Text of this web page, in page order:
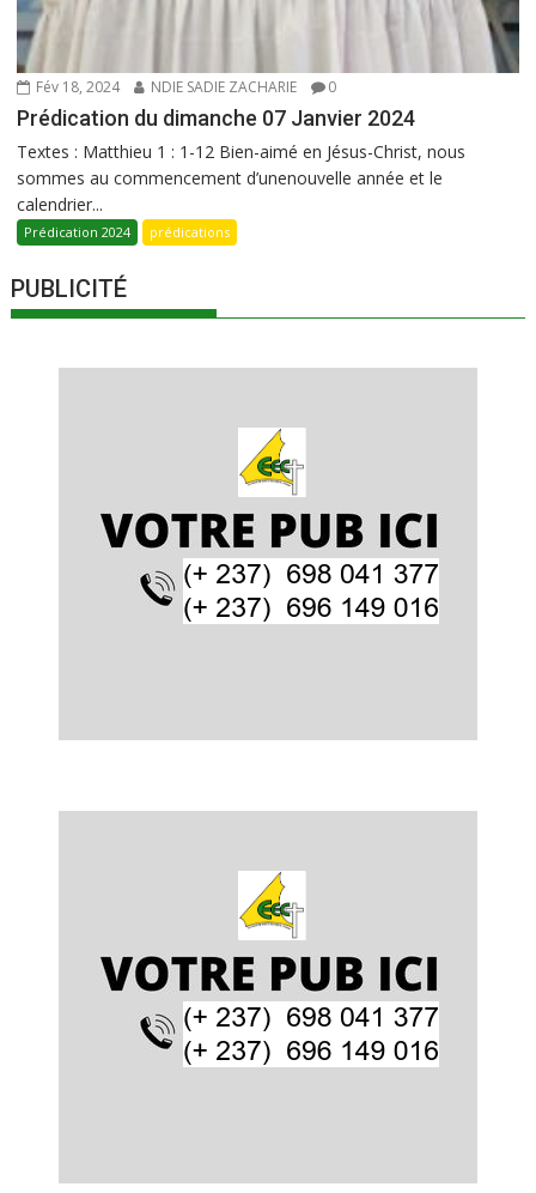
Fév 18, 2024 NDIE SADIE ZACHARIE 0
Prédication du dimanche 07 Janvier 2024
Textes : Matthieu 1 : 1-12 Bien-aimé en Jésus-Christ, nous
sommes au commencement d’unenouvelle année et le
calendrier...
Prédication 2024 prédications
PUBLICITÉ